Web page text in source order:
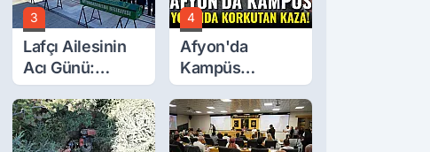
3
Lafçı Ailesinin
Acı Günü:
Beytullah Lafçı
Vefat Etti
4
Afyon'da
Kampüs
Yolunda
Korkutan Kaza!